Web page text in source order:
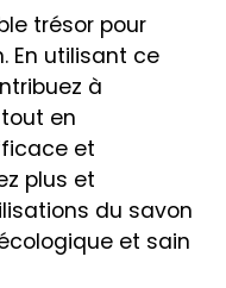
trésor pour
En utilisant ce
à
en
et
plus et
du savon
et sain